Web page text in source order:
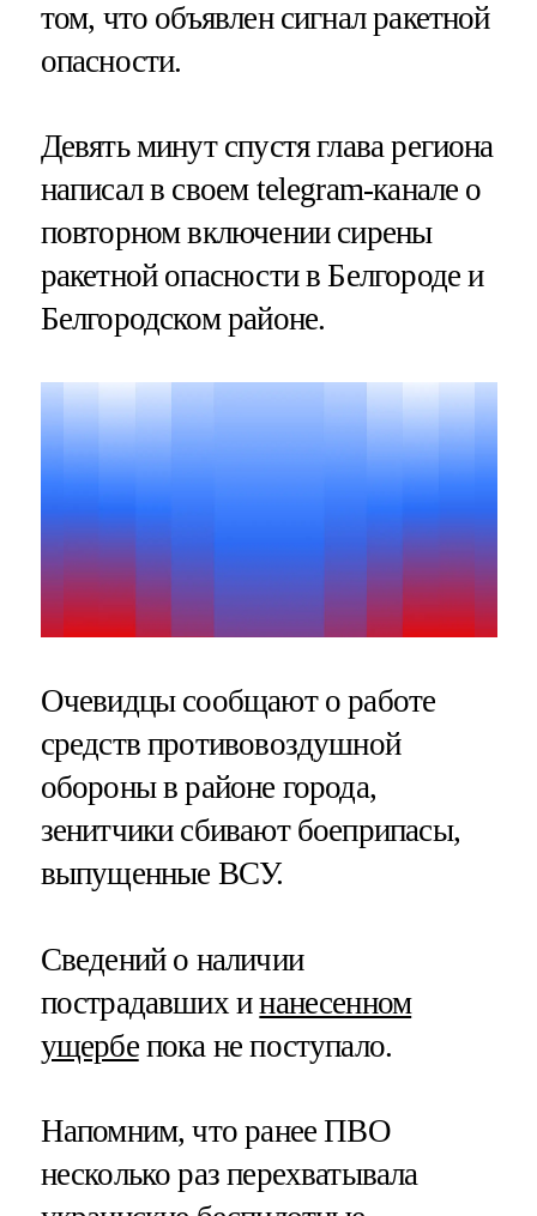
том, что объявлен сигнал ракетной
опасности.
Девять минут спустя глава региона
написал в своем telegram-канале о
повторном включении сирены
ракетной опасности в Белгороде и
Белгородском районе.
Очевидцы сообщают о работе
средств противовоздушной
обороны в районе города,
зенитчики сбивают боеприпасы,
выпущенные ВСУ.
Сведений о наличии
пострадавших инанесенном
ущербепока не поступало.
Напомним, что ранее ПВО
несколько раз перехватывала